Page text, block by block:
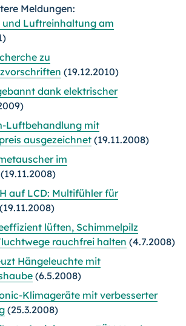
Meldungen:
und Luftreinhaltung am
zu
(19.12.2010)
dank elektrischer
Luftbehandlung mit
ausgezeichnet (19.11.2008)
im
(19.11.2008)
H auf LCD: Multifühler für
(19.11.2008)
lüften, Schimmelpilz
rauchfrei halten (4.7.2008)
Hängeleuchte mit
(6.5.2008)
Klimageräte mit verbesserter
(25.3.2008)